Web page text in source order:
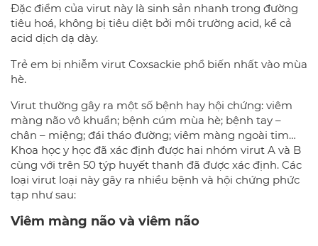
Đặc điểm của virut này là sinh sản nhanh trong đường
tiêu hoá, không bị tiêu diệt bởi môi trường acid, kể cả
acid dịch dạ dày.
Trẻ em bị nhiễm virut Coxsackie phổ biến nhất vào mùa
hè.
Virut thường gây ra một số bệnh hay hội chứng: viêm
màng não vô khuẩn; bệnh cúm mùa hè; bệnh tay –
chân – miệng; đái tháo đường; viêm màng ngoài tim…
Khoa học y học đã xác định được hai nhóm virut A và B
cùng với trên 50 týp huyết thanh đã được xác định. Các
loại virut loại này gây ra nhiều bệnh và hội chứng phức
tạp như sau:
Viêm màng não và viêm não